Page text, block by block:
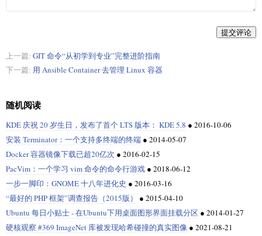
提交评论
上一篇: GIT 命令“从初学到专业”完整进阶指南
下一篇: 用 Ansible Container 去管理 Linux 容器
随机阅读
KDE 庆祝 20 岁生日，发布了首个 LTS 版本： KDE 5.8 ● 2016-10-06
安装 Terminator：一个支持多终端的终端 ● 2014-05-07
Docker 容器镜像下载已超20亿次 ● 2016-02-15
PacVim：一个学习 vim 命令的命令行游戏 ● 2018-06-12
一步一脚印：GNOME 十八年进化史 ● 2016-03-16
“最好的 PHP 框架”调查报告（2015版）
● 2015-04-10
Ubuntu 每日小贴士 - 在Ubuntu下用桌面图形界面挂载分区 ● 2014-01-27
硬核观察 #369 ImageNet 库被发现哈希碰撞的真实图像 ● 2021-08-21